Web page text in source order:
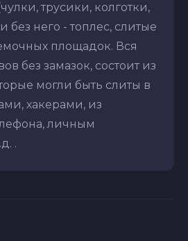
трусики, колготки,
без него - топлес, слитые
площадок. Вся
без замазок, состоит из
могли быть слиты в
хакерами, из
личным
.